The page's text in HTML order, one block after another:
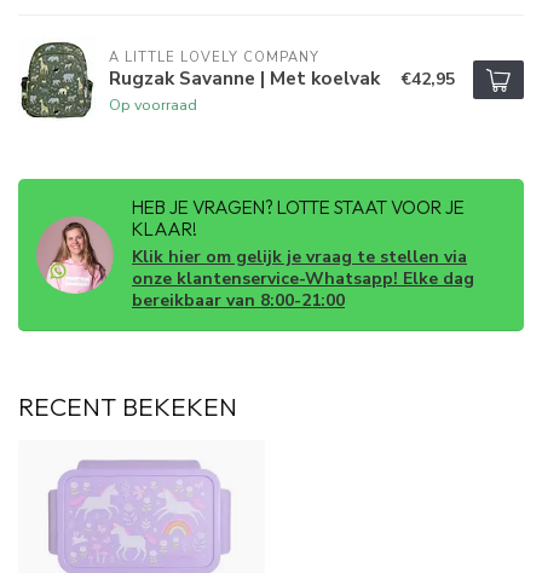
A LITTLE LOVELY COMPANY
Rugzak Savanne | Met koelvak
Op voorraad
€42,95
HEB JE VRAGEN? LOTTE STAAT VOOR JE
KLAAR!
Klik hier om gelijk je vraag te stellen via
onze klantenservice-Whatsapp! Elke dag
bereikbaar van 8:00-21:00
RECENT BEKEKEN